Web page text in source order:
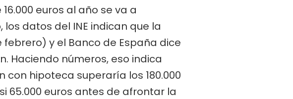
euros al año se va a
datos del INE indican que la
y el Banco de España dice
Haciendo números, eso indica
hipoteca superaría los 180.000
65.000 euros antes de afrontar la